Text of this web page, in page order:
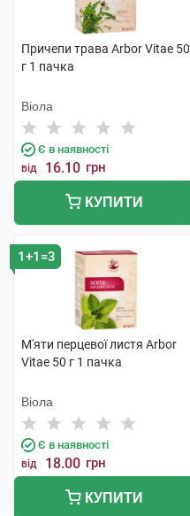
Причепи трава Arbor Vitae 50
г 1 пачка
Віола
Є в наявності
від 16.10 грн
КУПИТИ
1+1=3
М'яти перцевої листя Arbor
Vitae 50 г 1 пачка
Віола
Є в наявності
від 18.00 грн
КУПИТИ